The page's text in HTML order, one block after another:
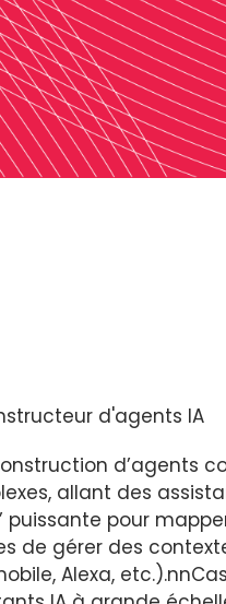
d'agents IA
d’agents
allant des
pour
de gérer des
Alexa,